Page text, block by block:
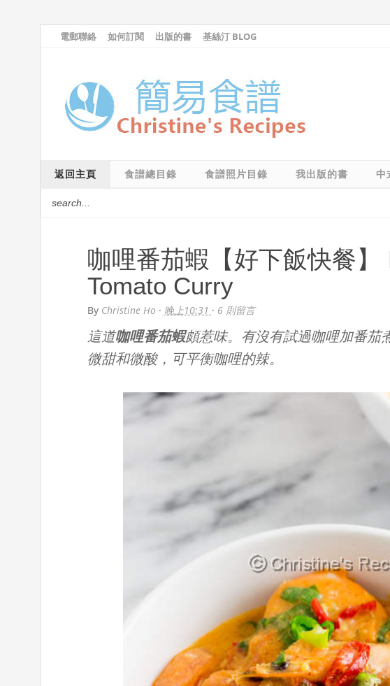
電郵聯絡 如何訂閱 出版的書 基絲汀 BLOG
返回主頁 食譜總目錄 食譜照片目錄 我出版的書 中
咖哩番茄蝦【好下飯快餐】
Tomato Curry
By Christine Ho · 晚上10:31 · 6 則留言
這道咖哩番茄蝦頗惹味。有沒有試過咖哩加番茄
微甜和微酸，可平衡咖哩的辣。